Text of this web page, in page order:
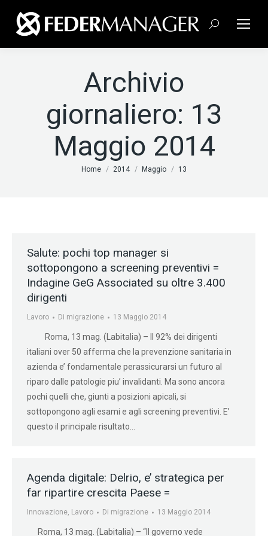
Cerca:
Archivio
giornaliero: 13
Maggio 2014
Tu sei qui:
Home 2014 Maggio 13
Salute: pochi top manager si
sottopongono a screening preventivi =
Indagine GeG Associated su oltre 3.400
dirigenti
Lavoro Di migrazione 13 Maggio 2014
Roma, 13 mag. (Labitalia) – Il 92% dei dirigenti
italiani over 50 afferma che la prevenzione sanitaria in
azienda e’ fondamentale perassicurarsi un futuro al
riparo dalle patologie piu’ invalidanti. Ma sono ancora
pochi quelli che, giunti a posizioni apicali, si
sottopongono agli esami e agli screening preventivi. E’
questo il principale risultato…
Agenda digitale: Delrio, e’ strategica per
far ripartire crescita Paese =
Innovazione, Lavoro Di migrazione 13 Maggio 2014
Roma, 13 mag. (Labitalia) – “Il governo vede